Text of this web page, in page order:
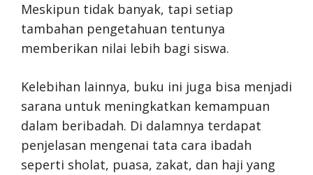
Meskipun tidak banyak, tapi setiap
tambahan pengetahuan tentunya
memberikan nilai lebih bagi siswa.
Kelebihan lainnya, buku ini juga bisa menjadi
sarana untuk meningkatkan kemampuan
dalam beribadah. Di dalamnya terdapat
penjelasan mengenai tata cara ibadah
seperti sholat, puasa, zakat, dan haji yang